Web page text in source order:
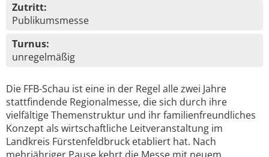
Zutritt:
Publikumsmesse
Turnus:
unregelmäßig
Die FFB-Schau ist eine in der Regel alle zwei Jahre
stattfindende Regionalmesse, die sich durch ihre
vielfältige Themenstruktur und ihr familienfreundliches
Konzept als wirtschaftliche Leitveranstaltung im
Landkreis Fürstenfeldbruck etabliert hat. Nach